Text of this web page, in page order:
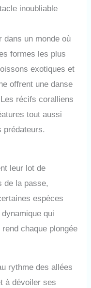
inoubliable
dans un monde où
formes les plus
exotiques et
offrent une danse
récifs coralliens
tout aussi
prédateurs.
leur lot de
de la passe,
espèces
qui
chaque plongée
rythme des allées
à dévoiler ses